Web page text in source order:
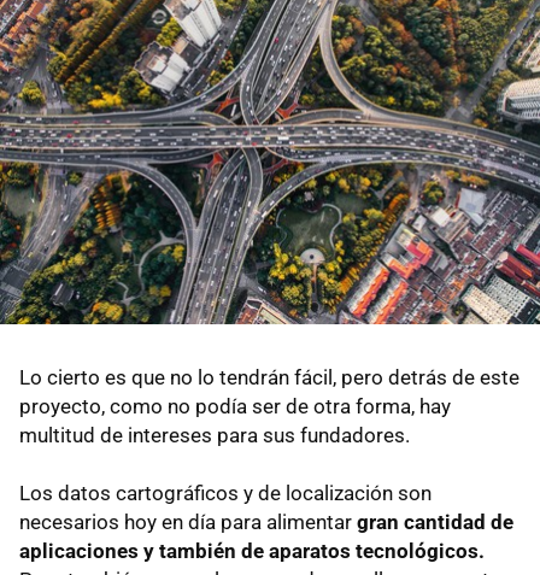
Lo cierto es que no lo tendrán fácil, pero detrás de este
proyecto, como no podía ser de otra forma, hay
multitud de intereses para sus fundadores.
Los datos cartográficos y de localización son
necesarios hoy en día para alimentar gran cantidad de
aplicaciones y también de aparatos tecnológicos.